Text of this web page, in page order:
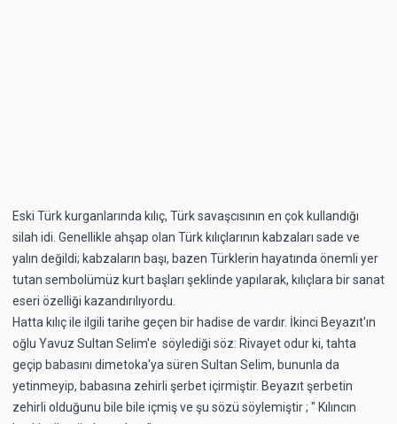
Eski Türk kurganlarında kılıç, Türk savaşcısının en çok kullandığı
silah idi. Genellikle ahşap olan Türk kılıçlarının kabzaları sade ve
yalın değildi; kabzaların başı, bazen Türklerin hayatında önemli yer
tutan sembolümüz kurt başları şeklinde yapılarak, kılıçlara bir sanat
eseri özelliği kazandırılıyordu.
Hatta kılıç ile ilgili tarihe geçen bir hadise de vardır. İkinci Beyazıt'ın
oğlu Yavuz Sultan Selim'e söylediği söz: Rivayet odur ki, tahta
geçip babasını dimetoka'ya süren Sultan Selim, bununla da
yetinmeyip, babasına zehirli şerbet içirmiştir. Beyazıt şerbetin
zehirli olduğunu bile bile içmiş ve şu sözü söylemiştir ; " Kılıncın